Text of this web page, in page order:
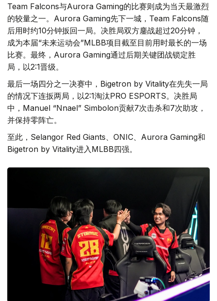
Team Falcons与Aurora Gaming的比赛则成为当天最激烈
的较量之一。Aurora Gaming先下一城，Team Falcons随
后用时约10分钟扳回一局。决胜局双方鏖战超过20分钟，
成为本届“未来运动会”MLBB项目截至目前用时最长的一场
比赛。最终，Aurora Gaming通过后期关键团战锁定胜
局，以2:1晋级。
最后一场四分之一决赛中，Bigetron by Vitality在先失一局
的情况下连扳两局，以2:1淘汰PRO ESPORTS。决胜局
中，Manuel “Nnael” Simbolon贡献7次击杀和7次助攻，
并保持零阵亡。
至此，Selangor Red Giants、ONIC、Aurora Gaming和
Bigetron by Vitality进入MLBB四强。